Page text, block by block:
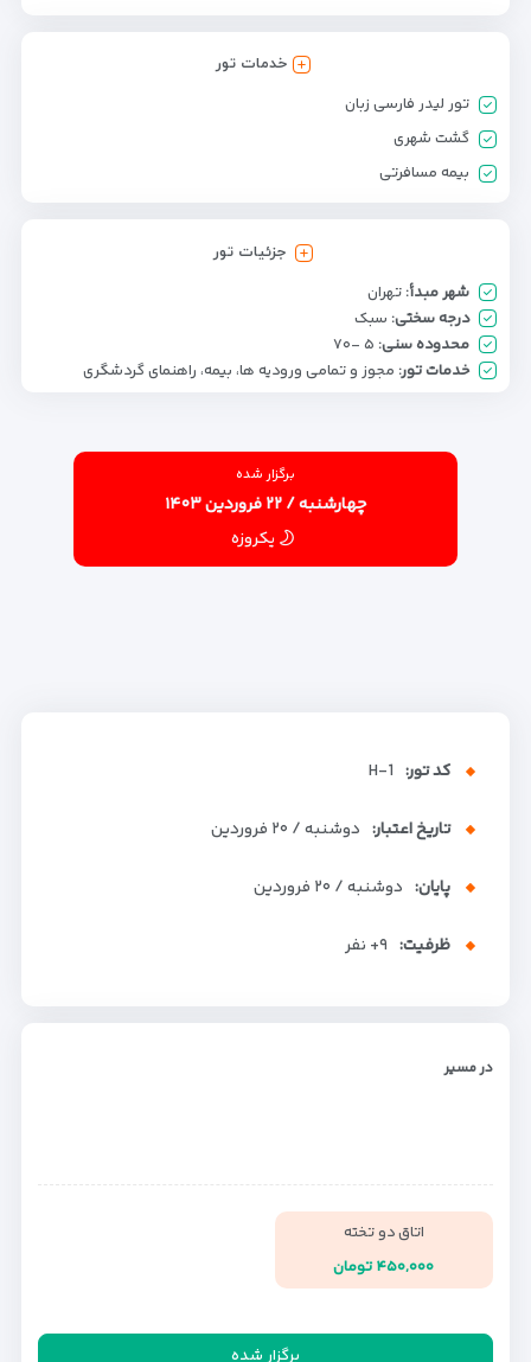
خدمات تور
تور لیدر فارسی زبان
گشت شهری
بیمه مسافرتی
جزئیات تور
شهر مبدأ: تهران
درجه سختی: سبک
محدوده سنی: ۵ -۷۰
خدمات تور: مجوز و تمامی ورودیه ها، بیمه، راهنمای گردشگری
برگزار شده
چهارشنبه / ۲۲ فروردین ۱۴۰۳
یکروزه
کد تور: H-1
تاریخ اعتبار: دوشنبه / ۲۰ فروردین
پایان: دوشنبه / ۲۰ فروردین
ظرفیت: +۹ نفر
در مسیر
اتاق دو تخته
۴۵۰,۰۰۰ تومان
برگزار شده